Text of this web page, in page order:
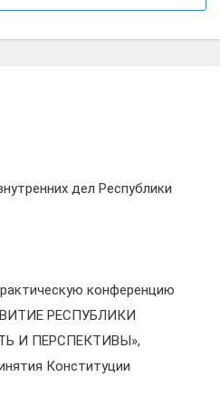
дел Республики
конференцию
РЕСПУБЛИКИ
И ПЕРСПЕКТИВЫ»,
Конституции